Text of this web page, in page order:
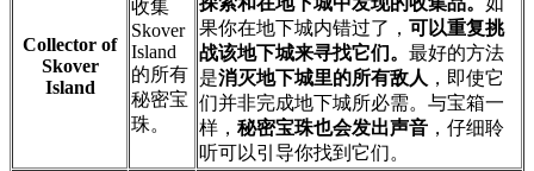
Collector of
Skover
Island
收集
Skover
Island
的所有
秘密宝
珠。
果你在地下城内错过了， 可以重复挑
战该地下城来寻找它们。 最好的方法
是消灭地下城里的所有敌人 ，即使它
们并非完成地下城所必需。与宝箱一
样， 秘密宝珠也会发出声音 ，仔细聆
听可以引导你找到它们。